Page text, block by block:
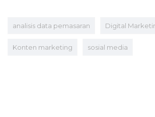
analisis data pemasaran Digital
Konten marketing sosial media